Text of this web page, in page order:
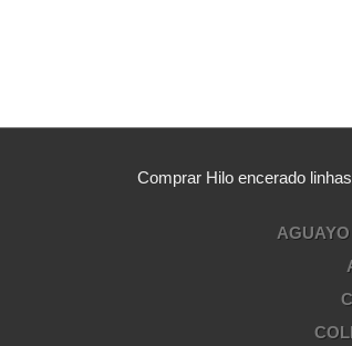
Comprar Hilo encerado